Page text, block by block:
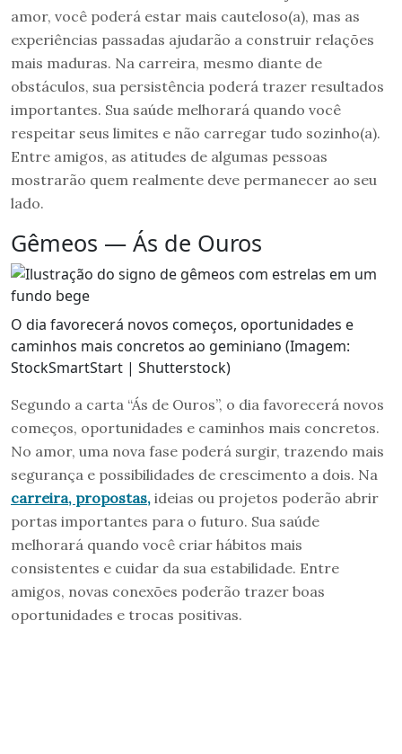
amor, você poderá estar mais cauteloso(a), mas as
experiências passadas ajudarão a construir relações
mais maduras. Na carreira, mesmo diante de
obstáculos, sua persistência poderá trazer resultados
importantes. Sua saúde melhorará quando você
respeitar seus limites e não carregar tudo sozinho(a).
Entre amigos, as atitudes de algumas pessoas
mostrarão quem realmente deve permanecer ao seu
lado.
Gêmeos — Ás de Ouros
O dia favorecerá novos começos, oportunidades e
caminhos mais concretos ao geminiano (Imagem:
StockSmartStart | Shutterstock)
Segundo a carta “Ás de Ouros”, o dia favorecerá novos
começos, oportunidades e caminhos mais concretos.
No amor, uma nova fase poderá surgir, trazendo mais
segurança e possibilidades de crescimento a dois. Na
carreira, propostas, ideias ou projetos poderão abrir
portas importantes para o futuro. Sua saúde
melhorará quando você criar hábitos mais
consistentes e cuidar da sua estabilidade. Entre
amigos, novas conexões poderão trazer boas
oportunidades e trocas positivas.